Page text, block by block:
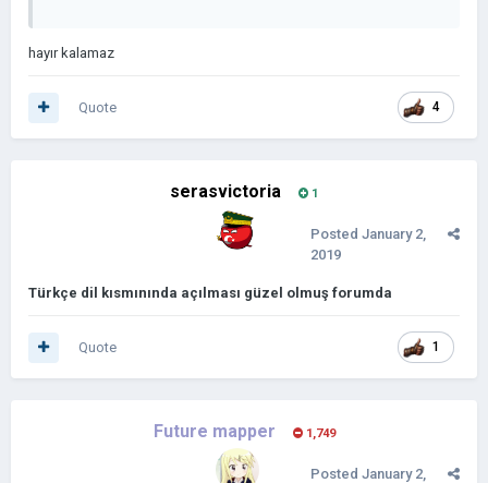
hayır kalamaz
4
Quote
serasvictoria 1
Posted January 2,
2019
Türkçe dil kısmınında açılması güzel olmuş forumda
1
Quote
Future mapper 1,749
Posted January 2,